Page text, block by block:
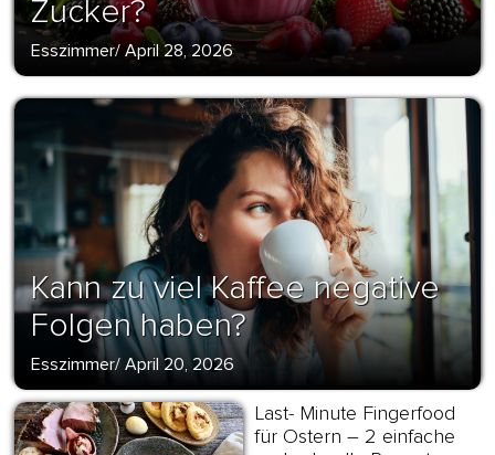
Zucker?
Esszimmer/April 28, 2026
Kann zu viel Kaffee negative
Folgen haben?
Esszimmer/ April 20, 2026
Last- Minute Fingerfood
für Ostern – 2 einfache